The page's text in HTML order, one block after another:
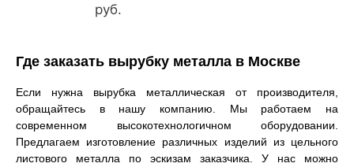
руб.
Где заказать вырубку металла в Москве
Если нужна вырубка металлическая от производителя,
обращайтесь в нашу компанию. Мы работаем на
современном высокотехнологичном оборудовании.
Предлагаем изготовление различных изделий из цельного
листового металла по эскизам заказчика. У нас можно